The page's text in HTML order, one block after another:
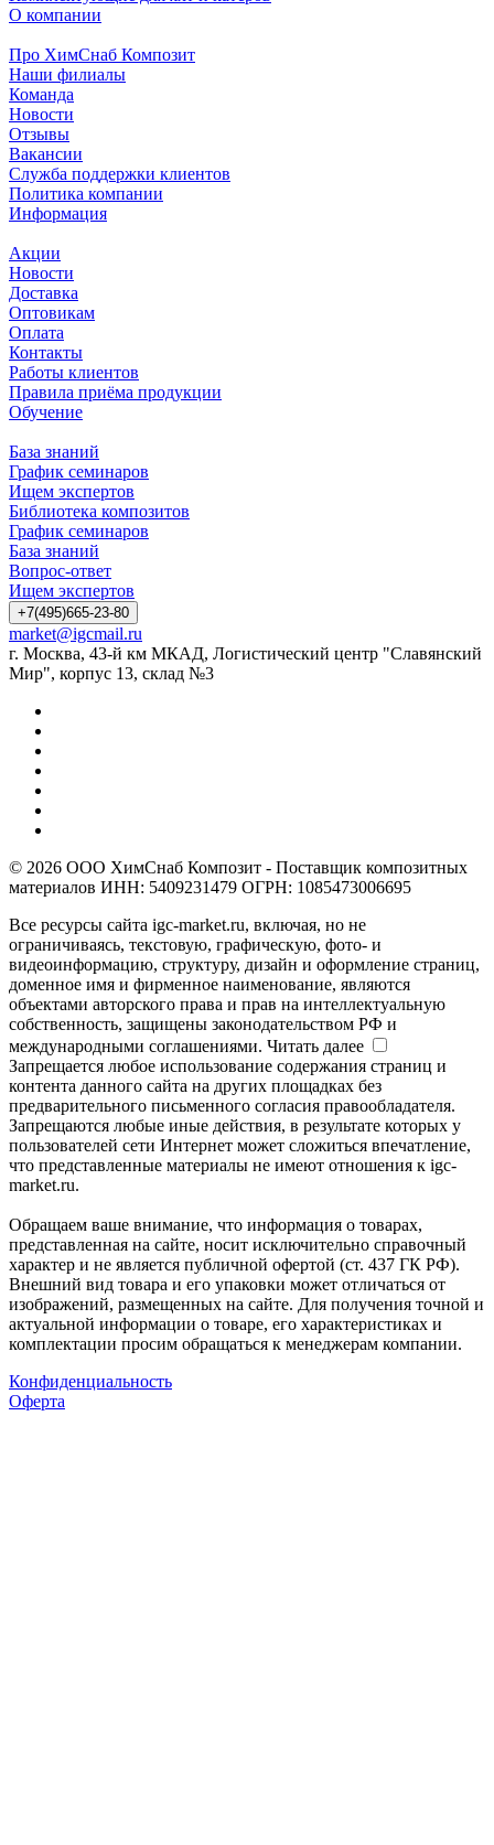
О компании
Про ХимСнаб Композит
Наши филиалы
Команда
Новости
Отзывы
Вакансии
Служба поддержки клиентов
Политика компании
Информация
Акции
Новости
Доставка
Оптовикам
Оплата
Контакты
Работы клиентов
Правила приёма продукции
Обучение
База знаний
График семинаров
Ищем экспертов
Библиотека композитов
График семинаров
База знаний
Вопрос-ответ
Ищем экспертов
+7(495)665-23-80
market@igcmail.ru
г. Москва, 43-й км МКАД, Логистический центр "Славянский
Мир", корпус 13, склад №3
© 2026 ООО ХимСнаб Композит - Поставщик композитных
материалов ИНН: 5409231479 ОГРН: 1085473006695
Все ресурсы сайта igc-market.ru, включая, но не
ограничиваясь, текстовую, графическую, фото- и
видеоинформацию, структуру, дизайн и оформление страниц,
доменное имя и фирменное наименование, являются
объектами авторского права и прав на интеллектуальную
собственность, защищены законодательством РФ и
международными соглашениями. Читать далее
Запрещается любое использование содержания страниц и
контента данного сайта на других площадках без
предварительного письменного согласия правообладателя.
Запрещаются любые иные действия, в результате которых у
пользователей сети Интернет может сложиться впечатление,
что представленные материалы не имеют отношения к igc-
market.ru.
Обращаем ваше внимание, что информация о товарах,
представленная на сайте, носит исключительно справочный
характер и не является публичной офертой (ст. 437 ГК РФ).
Внешний вид товара и его упаковки может отличаться от
изображений, размещенных на сайте. Для получения точной и
актуальной информации о товаре, его характеристиках и
комплектации просим обращаться к менеджерам компании.
Конфиденциальность
Оферта